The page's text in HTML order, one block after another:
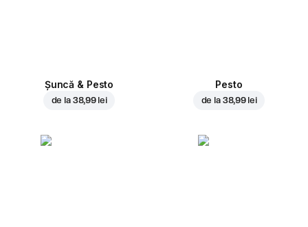
Șuncă & Pesto
de la 38,99 lei
Pesto
de la 38,99 lei